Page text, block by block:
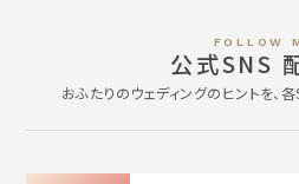
FOLLOW
公式SNS
おふたりのウェディングのヒントを、